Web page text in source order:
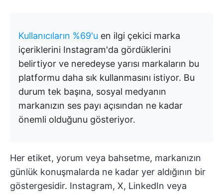
Kullanıcıların %69'u en ilgi çekici marka
içeriklerini Instagram'da gördüklerini
belirtiyor ve neredeyse yarısı markaların bu
platformu daha sık kullanmasını istiyor. Bu
durum tek başına, sosyal medyanın
markanızın ses payı açısından ne kadar
önemli olduğunu gösteriyor.
Her etiket, yorum veya bahsetme, markanızın
günlük konuşmalarda ne kadar yer aldığının bir
göstergesidir. Instagram, X, LinkedIn veya